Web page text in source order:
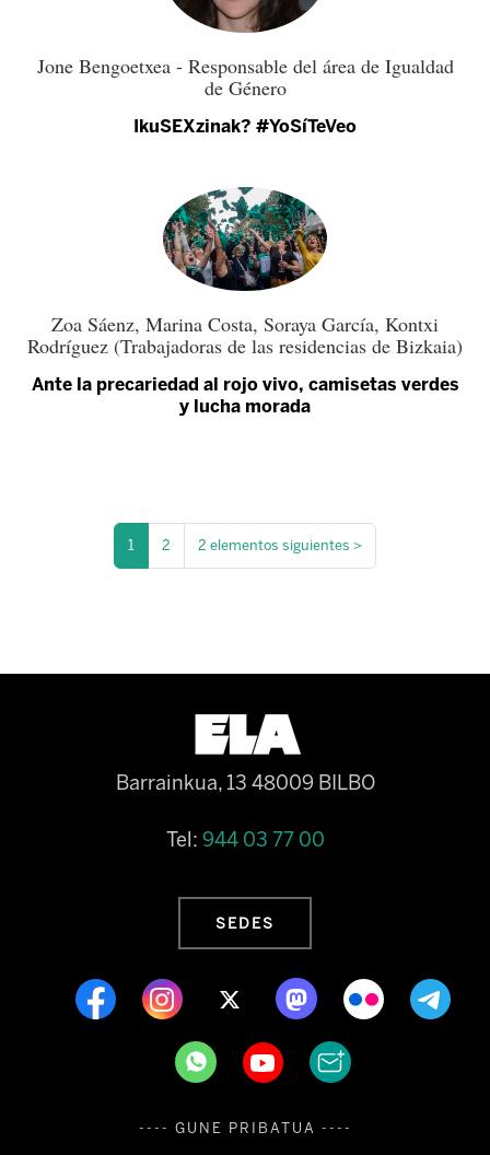
Jone Bengoetxea - Responsable del área de Igualdad
de Género
IkuSEXzinak? #YoSíTeVeo
Zoa Sáenz, Marina Costa, Soraya García, Kontxi
Rodríguez (Trabajadoras de las residencias de Bizkaia)
Ante la precariedad al rojo vivo, camisetas verdes
y lucha morada
1 2 2 elementos siguientes >
Barrainkua, 13 48009 BILBO
Tel: 944 03 77 00
SEDES
---- GUNE PRIBATUA ----